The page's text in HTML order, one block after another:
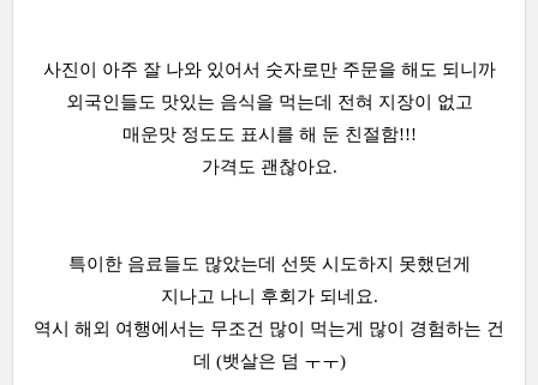
사진이 아주 잘 나와 있어서 숫자로만 주문을 해도 되니까
외국인들도 맛있는 음식을 먹는데 전혀 지장이 없고
매운맛 정도도 표시를 해 둔 친절함!!!
가격도 괜찮아요.
특이한 음료들도 많았는데 선뜻 시도하지 못했던게
지나고 나니 후회가 되네요.
역시 해외 여행에서는 무조건 많이 먹는게 많이 경험하는 건
데 (뱃살은 덤 ㅜㅜ)